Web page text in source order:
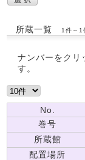
所蔵一覧 1件～1
ナンバーをクリ
す。
No.
巻号
所蔵館
配置場所